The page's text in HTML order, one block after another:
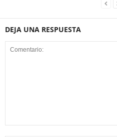
DEJA UNA RESPUESTA